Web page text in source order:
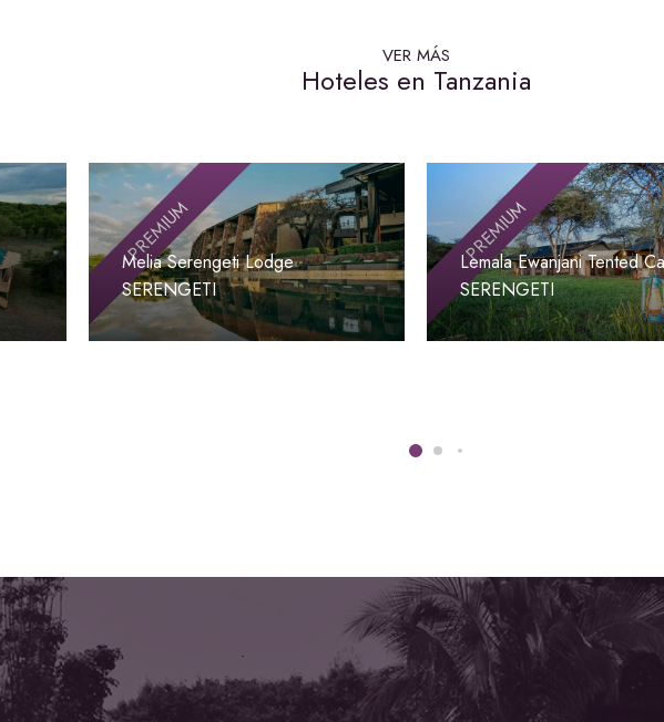
VER MÁS
Hoteles en Tanzania
PREMIUM
Melia Serengeti Lodge
SERENGETI
PREMIUM
Lemala Ewanjani Tented
SERENGETI